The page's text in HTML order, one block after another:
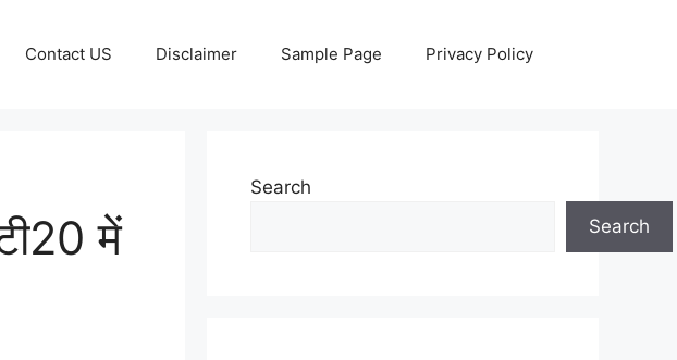
Contact US Disclaimer Sample Page Privacy Policy
में
Search
Search